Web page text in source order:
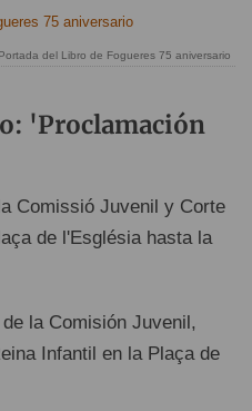
Portada del Libro de Fogueres 75 aniversario
'Proclamación
Comissió Juvenil y Corte
de l'Església hasta la
la Comisión Juvenil,
Infantil en la Plaça de